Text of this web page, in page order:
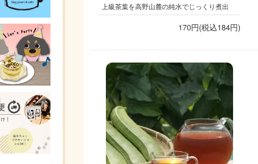
上級茶葉を高野山麓の純水でじっくり煮出
170円(税込184円)